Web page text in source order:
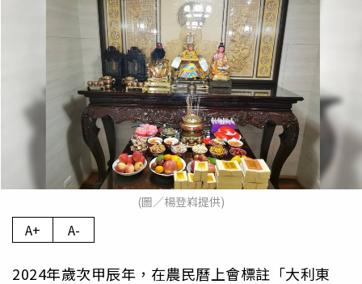
(圖／楊登嵙提供)
A+ A-
2024年歲次甲辰年，在農民曆上會標註「大利東